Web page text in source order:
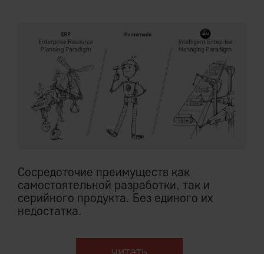
Cocредоточие преимуществ как
самостоятельной разработки, так и
серийного продукта. Без единого их
недостатка.